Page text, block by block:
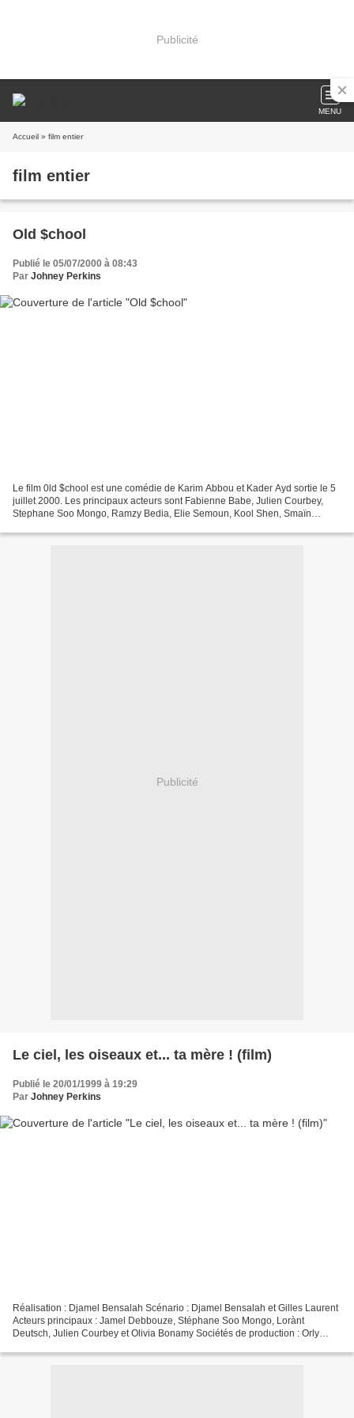
Publicité
MENU
Accueil » film entier
film entier
Old $chool
Publié le 05/07/2000 à 08:43
Par Johney Perkins
Le film 0ld $chool est une comédie de Karim Abbou et Kader Ayd sortie le 5
juillet 2000. Les principaux acteurs sont Fabienne Babe, Julien Courbey,
Stephane Soo Mongo, Ramzy Bedia, Elie Semoun, Kool Shen, Smaïn
Publicité
Le ciel, les oiseaux et... ta mère ! (film)
Publié le 20/01/1999 à 19:29
Par Johney Perkins
Réalisation : Djamel Bensalah Scénario : Djamel Bensalah et Gilles Laurent
Acteurs principaux : Jamel Debbouze, Stéphane Soo Mongo, Lorànt
Deutsch, Julien Courbey et Olivia Bonamy Sociétés de production : Orly